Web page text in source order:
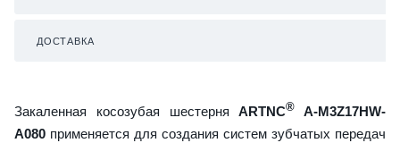
ДОСТАВКА
Закаленная косозубая шестерняARTNC®
A-M3Z17HW-
A080 применяется для создания систем зубчатых передач